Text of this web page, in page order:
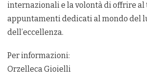
internazionali e la volontà di offrire
appuntamenti dedicati al mondo del
dell’eccellenza.
Per informazioni:
Orzelleca Gioielli